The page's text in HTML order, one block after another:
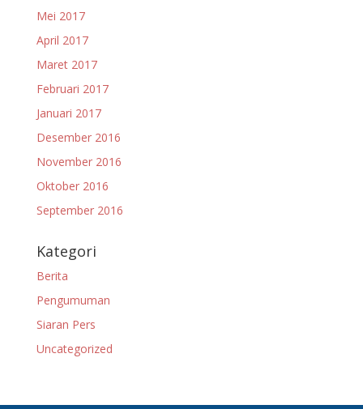
Mei 2017
April 2017
Maret 2017
Februari 2017
Januari 2017
Desember 2016
November 2016
Oktober 2016
September 2016
Kategori
Berita
Pengumuman
Siaran Pers
Uncategorized